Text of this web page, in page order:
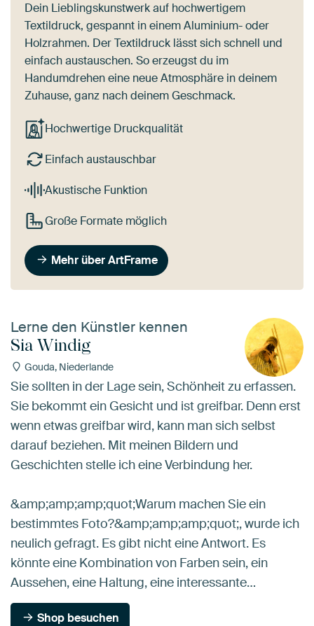
Dein Lieblingskunstwerk auf hochwertigem
Textildruck, gespannt in einem Aluminium- oder
Holzrahmen. Der Textildruck lässt sich schnell und
einfach austauschen. So erzeugst du im
Handumdrehen eine neue Atmosphäre in deinem
Zuhause, ganz nach deinem Geschmack.
Hochwertige Druckqualität
Einfach austauschbar
Akustische Funktion
Große Formate möglich
Mehr über ArtFrame
Lerne den Künstler kennen
Sia Windig
Gouda, Niederlande
Sie sollten in der Lage sein, Schönheit zu erfassen.
Sie bekommt ein Gesicht und ist greifbar. Denn erst
wenn etwas greifbar wird, kann man sich selbst
darauf beziehen. Mit meinen Bildern und
Geschichten stelle ich eine Verbindung her.
&amp;amp;amp;quot;Warum machen Sie ein
bestimmtes Foto?&amp;amp;amp;quot;, wurde ich
neulich gefragt. Es gibt nicht eine Antwort. Es
könnte eine Kombination von Farben sein, ein
Aussehen, eine Haltung, eine interessante…
Shop besuchen